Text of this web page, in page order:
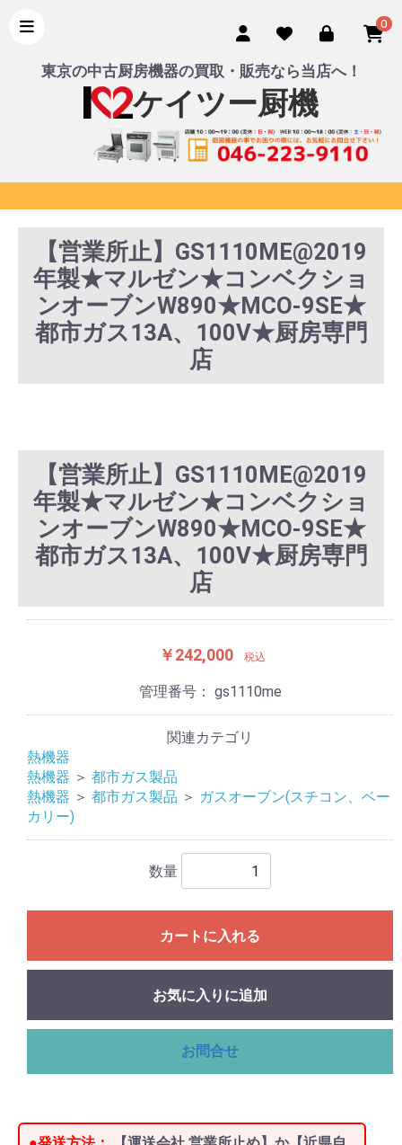
0
東京の中古厨房機器の買取・販売なら当店へ！
ケイツー厨機
【営業所止】GS1110ME@2019
年製★マルゼン★コンベクショ
ンオーブンW890★MCO-9SE★
都市ガス13A、100V★厨房専門
店
【営業所止】GS1110ME@2019
年製★マルゼン★コンベクショ
ンオーブンW890★MCO-9SE★
都市ガス13A、100V★厨房専門
店
￥242,000 税込
管理番号： gs1110me
関連カテゴリ
熱機器
熱機器 ＞ 都市ガス製品
熱機器 ＞ 都市ガス製品 ＞ ガスオーブン(スチコン、ベー
カリー)
数量
カートに入れる
お気に入りに追加
お問合せ